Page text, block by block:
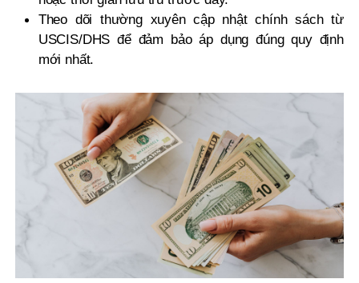
Theo dõi thường xuyên cập nhật chính sách từ
USCIS/DHS để đảm bảo áp dụng đúng quy định
mới nhất.